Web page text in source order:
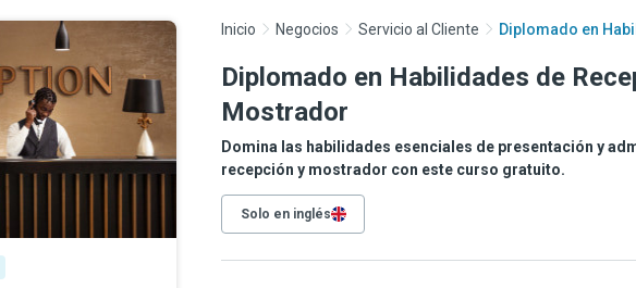
Inicio Negocios Servicio al Cliente Diplomado en
Diplomado en Habilidades de
Mostrador
Domina las habilidades esenciales de presentación y
recepción y mostrador con este curso gratuito.
Solo en inglés